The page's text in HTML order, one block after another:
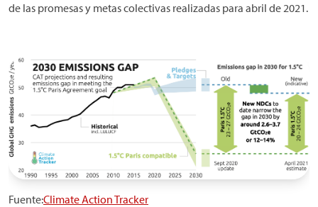
de las promesas y metas colectivas realizadas para abril de 2021.
Fuente:Climate Action Tracker